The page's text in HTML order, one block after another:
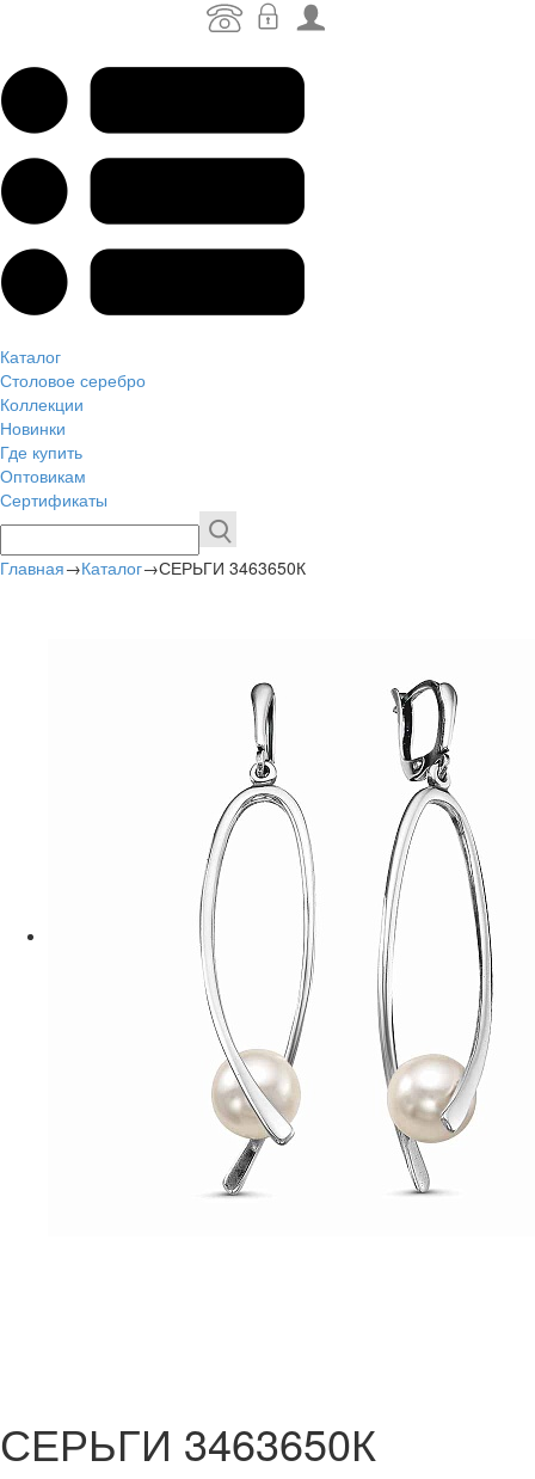
Каталог
Столовое серебро
Коллекции
Новинки
Где купить
Оптовикам
Сертификаты
Главная→Каталог→СЕРЬГИ 3463650К
СЕРЬГИ 3463650К